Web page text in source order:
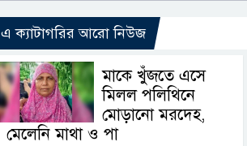
এ ক্যাটাগরির আরো নিউজ
মাকে খুঁজতে এসে
মিলল পলিথিনে
মোড়ানো মরদেহ,
মেলেনি মাথা ও পা